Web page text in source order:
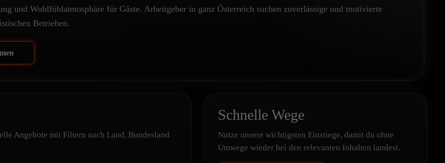
und Wohlfühlatmosphäre für Gäste. Arbeitgeber in ganz Österreich suchen zuverlässige und motivierte
Betrieben.
Angebote mit Filtern nach Land, Bundesland
Schnelle Wege
Nutze unsere wichtigsten Einstiege, damit du ohne
Umwege wieder bei den relevanten Inhalten landest.